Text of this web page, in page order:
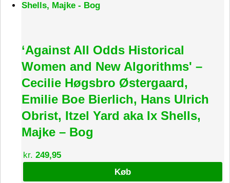
‘Against All Odds Historical
Women and New Algorithms' –
Cecilie Høgsbro Østergaard,
Emilie Boe Bierlich, Hans Ulrich
Obrist, Itzel Yard aka Ix Shells,
Majke – Bog
kr. 249,95
Køb